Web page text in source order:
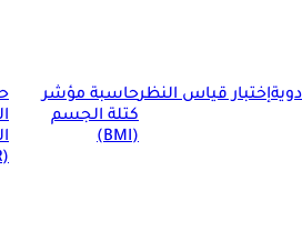
إختبار قياس النظرحاسبة مؤشر
كتلة الجسم
(BMI)
(BMR)